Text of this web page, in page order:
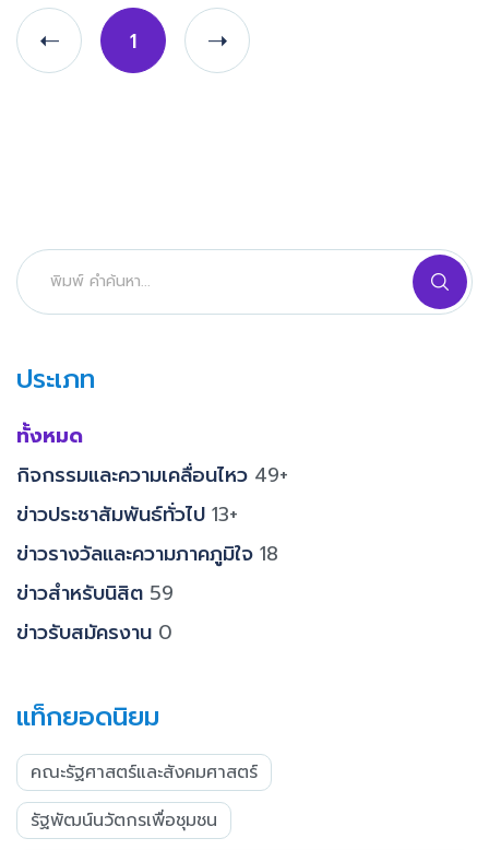
1
ประเภท
ทั้งหมด
กิจกรรมและความเคลื่อนไหว 49+
ข่าวประชาสัมพันธ์ทั่วไป 13+
ข่าวรางวัลและความภาคภูมิใจ 18
ข่าวสำหรับนิสิต 59
ข่าวรับสมัครงาน 0
แท็กยอดนิยม
คณะรัฐศาสตร์และสังคมศาสตร์
รัฐพัฒน์นวัตกรเพื่อชุมชน